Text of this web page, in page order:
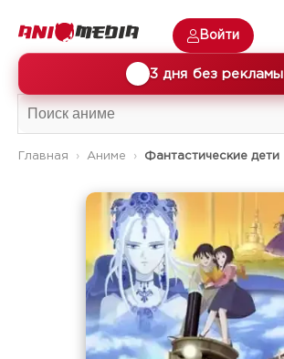
3 дня без рекламы
Войти
Главная Аниме Фантастические дети